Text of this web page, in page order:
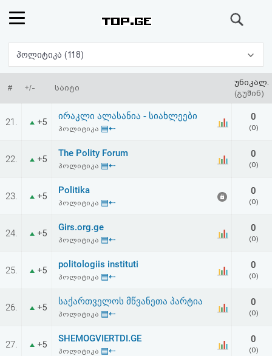
რეიტინგი
(მთავარი)
ფოსტა
პასუხი
ავტორიზაცია
რეგისტრაცია
აღდგენა
HTML
პოლიტიკა (118)
# +/- საიტი
უნიკალ.
(გუშინ)
21. +5
ირაკლი ალასანია - სიახლეები
პოლიტიკა ▤⇠
0
(0)
22. +5
The Polity Forum
პოლიტიკა ▤⇠
0
(0)
23. +5
Politika
პოლიტიკა ▤⇠
0
(0)
24. +5
Girs.org.ge
პოლიტიკა ▤⇠
0
(0)
25. +5
politologiis instituti
პოლიტიკა ▤⇠
0
(0)
26. +5
საქართველოს მწვანეთა პარტია
პოლიტიკა ▤⇠
0
(0)
27. +5
SHEMOGVIERTDI.GE
პოლიტიკა ▤⇠
0
(0)